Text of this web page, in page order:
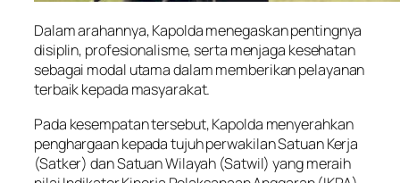
Dalam arahannya, Kapolda menegaskan pentingnya
disiplin, profesionalisme, serta menjaga kesehatan
sebagai modal utama dalam memberikan pelayanan
terbaik kepada masyarakat.
Pada kesempatan tersebut, Kapolda menyerahkan
penghargaan kepada tujuh perwakilan Satuan Kerja
(Satker) dan Satuan Wilayah (Satwil) yang meraih